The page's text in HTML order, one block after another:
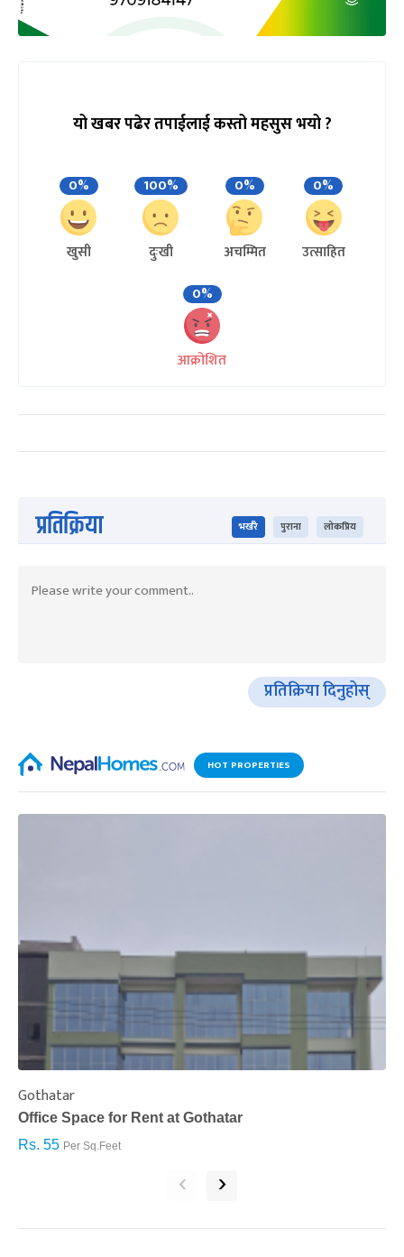
यो खबर पढेर तपाईलाई कस्तो महसुस भयो ?
0%
खुसी
100%
दुःखी
0%
अचम्मित
0%
उत्साहित
0%
आक्रोशित
प्रतिक्रिया भर्खरै पुराना लोकप्रिय
प्रतिक्रिया दिनुहोस्
HOT PROPERTIES
Gothatar
Office Space for Rent at Gothatar
Rs. 55 Per Sq.Feet
‹ ›